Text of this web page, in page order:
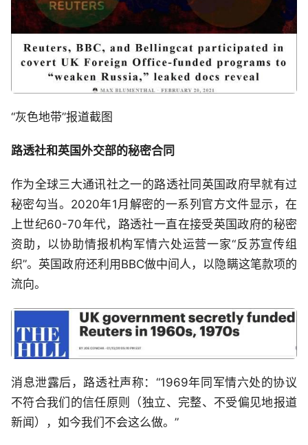
“灰色地带”报道截图
路透社和英国外交部的秘密合同
作为全球三大通讯社之一的路透社同英国政府早就有过
秘密勾当。2020年1月解密的一系列官方文件显示，在
上世纪60-70年代，路透社一直在接受英国政府的秘密
资助，以协助情报机构军情六处运营一家“反苏宣传组
织”。英国政府还利用BBC做中间人，以隐瞒这笔款项的
流向。
消息泄露后，路透社声称：“1969年同军情六处的协议
不符合我们的信任原则（独立、完整、不受偏见地报道
新闻），如今我们不会这么做。”